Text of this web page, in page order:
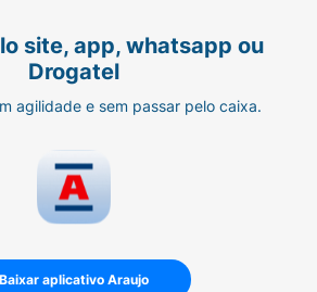
site, app, whatsapp ou
Drogatel
agilidade e sem passar pelo caixa.
Baixar aplicativo Araujo